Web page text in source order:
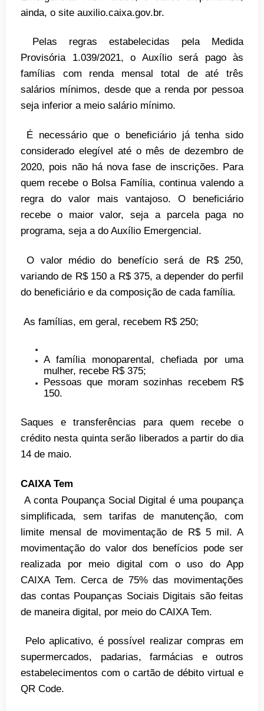
ainda, o site auxilio.caixa.gov.br.
Pelas regras estabelecidas pela Medida
Provisória 1.039/2021, o Auxílio será pago às
famílias com renda mensal total de até três
salários mínimos, desde que a renda por pessoa
seja inferior a meio salário mínimo.
É necessário que o beneficiário já tenha sido
considerado elegível até o mês de dezembro de
2020, pois não há nova fase de inscrições. Para
quem recebe o Bolsa Família, continua valendo a
regra do valor mais vantajoso. O beneficiário
recebe o maior valor, seja a parcela paga no
programa, seja a do Auxílio Emergencial.
O valor médio do benefício será de R$ 250,
variando de R$ 150 a R$ 375, a depender do perfil
do beneficiário e da composição de cada família.
As famílias, em geral, recebem R$ 250;
A família monoparental, chefiada por uma
mulher, recebe R$ 375;
Pessoas que moram sozinhas recebem R$
150.
Saques e transferências para quem recebe o
crédito nesta quinta serão liberados a partir do dia
14 de maio.
CAIXA Tem
A conta Poupança Social Digital é uma poupança
simplificada, sem tarifas de manutenção, com
limite mensal de movimentação de R$ 5 mil. A
movimentação do valor dos benefícios pode ser
realizada por meio digital com o uso do App
CAIXA Tem. Cerca de 75% das movimentações
das contas Poupanças Sociais Digitais são feitas
de maneira digital, por meio do CAIXA Tem.
Pelo aplicativo, é possível realizar compras em
supermercados, padarias, farmácias e outros
estabelecimentos com o cartão de débito virtual e
QR Code.